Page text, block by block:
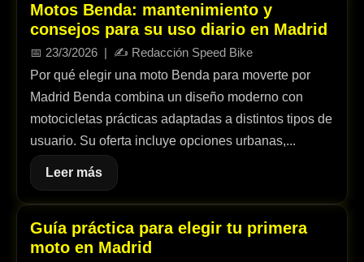
Motos Benda: mantenimiento y
consejos para su uso diario en Madrid
📅 23/3/2026 | ✍️ Redacción Speed Bike
Por qué elegir una moto Benda para moverte por
Madrid Benda combina un diseño moderno con
motocicletas prácticas adaptadas a distintos tipos de
usuario. Su oferta incluye opciones urbanas,...
Leer más
Guía práctica para elegir tu primera
moto en Madrid